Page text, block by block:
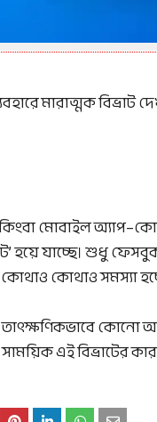
মারাত্মক বিভ্রাট
মোবাইল
হয়ে যাচ্ছে। শুধু
কোথাও কোথাও সমস্যা
কোনো
এই বিভ্রাটের